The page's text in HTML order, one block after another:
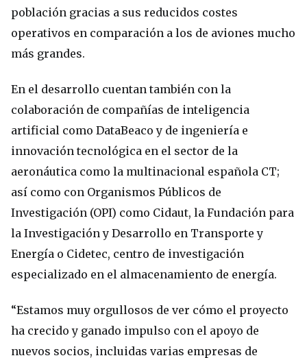
población gracias a sus reducidos costes
operativos en comparación a los de aviones mucho
más grandes.
En el desarrollo cuentan también con la
colaboración de compañías de inteligencia
artificial como DataBeaco y de ingeniería e
innovación tecnológica en el sector de la
aeronáutica como la multinacional española CT;
así como con Organismos Públicos de
Investigación (OPI) como Cidaut, la Fundación para
la Investigación y Desarrollo en Transporte y
Energía o Cidetec, centro de investigación
especializado en el almacenamiento de energía.
“Estamos muy orgullosos de ver cómo el proyecto
ha crecido y ganado impulso con el apoyo de
nuevos socios, incluidas varias empresas de